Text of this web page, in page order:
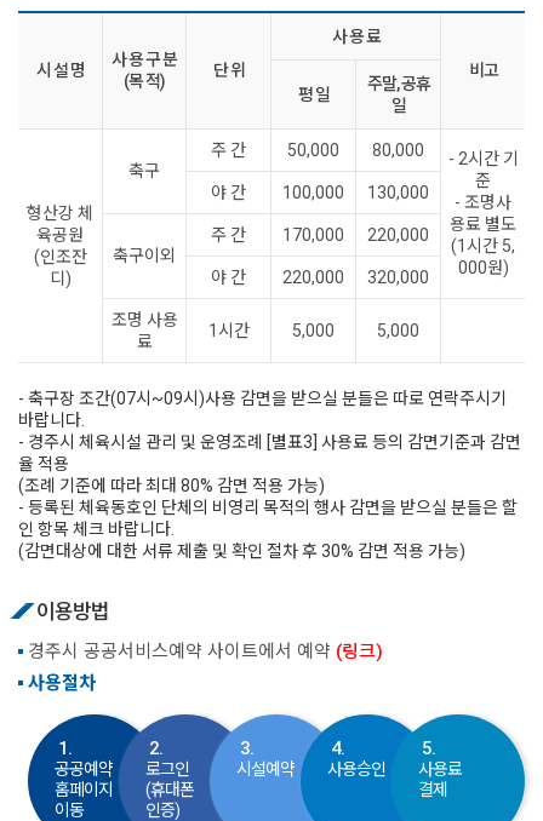
시 설 명
사 용 구 분
(목 적)
단 위
사 용 료
비고
평 일
주말, 공휴
일
형산강 체
육공원
(인조잔
디)
축구
주 간 50,000 80,000
- 2시간 기
준
- 조명사
용료 별도
(1시간 5,
000원)
야 간 100,000 130,000
축구이외
주 간 170,000 220,000
야 간 220,000 320,000
조명 사용
료
1시간 5,000 5,000
- 축구장 조간(07시~09시)사용 감면을 받으실 분들은 따로 연락주시기
바랍니다.
- 경주시 체육시설 관리 및 운영조례 [별표3] 사용료 등의 감면기준과 감면
율 적용
(조례 기준에 따라 최대 80% 감면 적용 가능)
- 등록된 체육동호인 단체의 비영리 목적의 행사 감면을 받으실 분들은 할
인 항목 체크 바랍니다.
(감면대상에 대한 서류 제출 및 확인 절차 후 30% 감면 적용 가능)
이용방법
경주시 공공서비스예약 사이트에서 예약 (링크)
사용절차
1.
공공예약
홈페이지
이동
2.
로그인
(휴대폰
인증)
3.
시설예약
4.
사용승인
5.
사용료
결제